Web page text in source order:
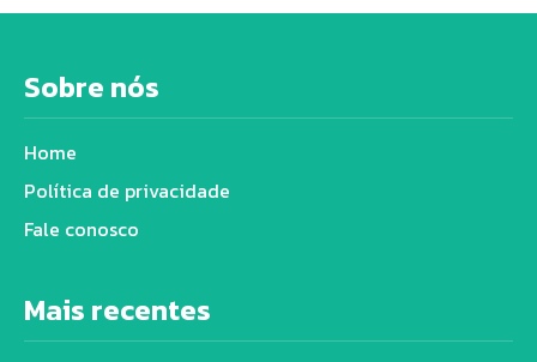
Sobre nós
Home
Política de privacidade
Fale conosco
Mais recentes